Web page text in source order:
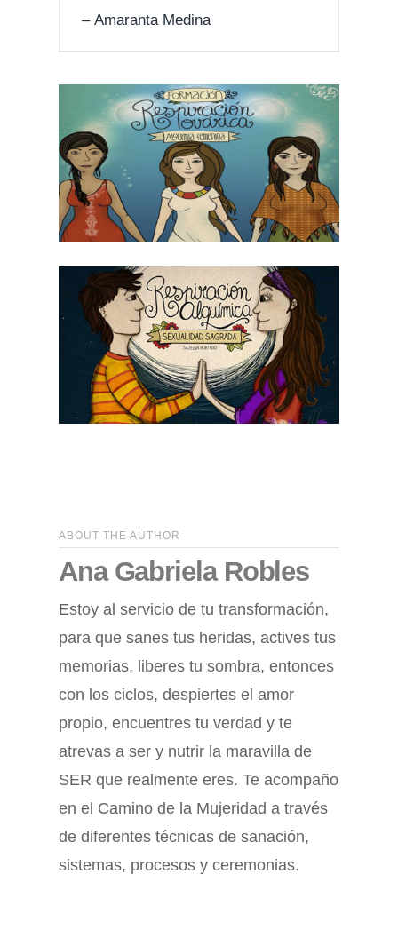
Amaranta Medina
ABOUT THE AUTHOR
Ana Gabriela Robles
Estoy al servicio de tu transformación,
para que sanes tus heridas, actives tus
memorias, liberes tu sombra, entonces
con los ciclos, despiertes el amor
propio, encuentres tu verdad y te
atrevas a ser y nutrir la maravilla de
SER que realmente eres. Te acompaño
en el Camino de la Mujeridad a través
de diferentes técnicas de sanación,
sistemas, procesos y ceremonias.